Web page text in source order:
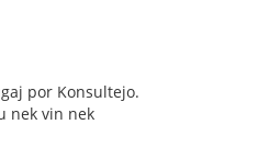
por Konsultejo.
nek vin nek